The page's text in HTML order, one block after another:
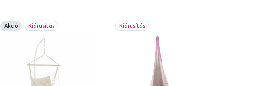
Akció Kiárusítás Kiárusítás